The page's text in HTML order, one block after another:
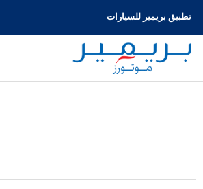
تطبيق بريمير للسيارات